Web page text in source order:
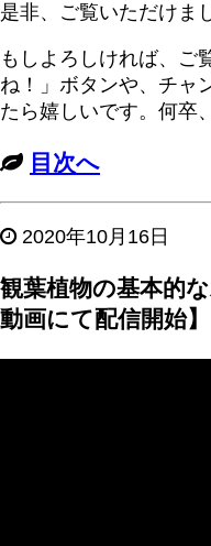
是非、ご覧いただけま
もしよろしければ、ご
ね！」ボタンや、チャ
たら嬉しいです。何卒
目次へ
2020年10月16日
観葉植物の基本的
動画にて配信開始】